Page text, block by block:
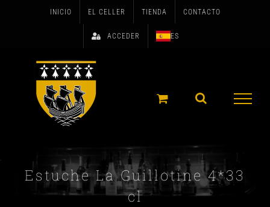
INICIO EL CELLER TIENDA CONTACTO
ACCEDER ES
Estuche La Guillotine 4*33
cl